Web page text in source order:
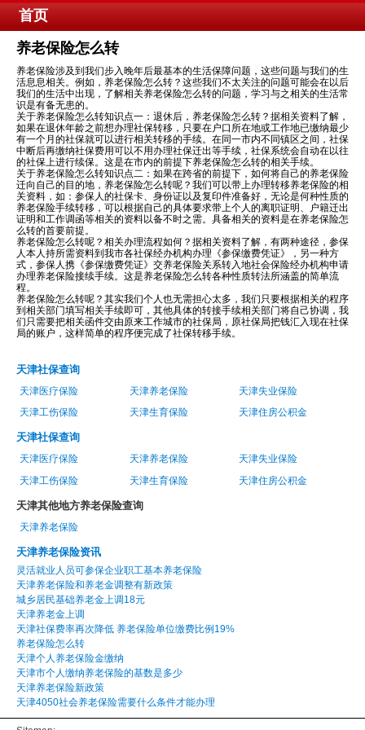
首页
养老保险怎么转
养老保险涉及到我们步入晚年后最基本的生活保障问题，这些问题与我们的生
活息息相关。例如，养老保险怎么转？这些我们不太关注的问题可能会在以后
我们的生活中出现，了解相关养老保险怎么转的问题，学习与之相关的生活常
识是有备无患的。
关于养老保险怎么转知识点一：退休后，养老保险怎么转？据相关资料了解，
如果在退休年龄之前想办理社保转移，只要在户口所在地或工作地已缴纳最少
有一个月的社保就可以进行相关转移的手续。在同一市内不同镇区之间，社保
中断后再缴纳社保费用可以不用办理社保迁出等手续，社保系统会自动在以往
的社保上进行续保。这是在市内的前提下养老保险怎么转的相关手续。
关于养老保险怎么转知识点二：如果在跨省的前提下，如何将自己的养老保险
迁向自己的目的地，养老保险怎么转呢？我们可以带上办理转移养老保险的相
关资料，如：参保人的社保卡、身份证以及复印件准备好，无论是何种性质的
养老保险手续转移，可以根据自己的具体要求带上个人的离职证明、户籍迁出
证明和工作调函等相关的资料以备不时之需。具备相关的资料是在养老保险怎
么转的首要前提。
养老保险怎么转呢？相关办理流程如何？据相关资料了解，有两种途径，参保
人本人持所需资料到我市各社保经办机构办理《参保缴费凭证》，另一种方
式，参保人携《参保缴费凭证》交养老保险关系转入地社会保险经办机构申请
办理养老保险接续手续。这是养老保险怎么转各种性质转法所涵盖的简单流
程。
养老保险怎么转呢？其实我们个人也无需担心太多，我们只要根据相关的程序
到相关部门填写相关手续即可，其他具体的转接手续相关部门将自己协调，我
们只需要把相关函件交由原来工作城市的社保局，原社保局把钱汇入现在社保
局的账户，这样简单的程序便完成了社保转移手续。
天津社保查询
天津医疗保险 天津养老保险
天津失业保险
天津工伤保险
天津生育保险 天津住房公积金
天津社保查询
天津医疗保险 天津养老保险
天津失业保险
天津工伤保险
天津生育保险 天津住房公积金
天津其他地方养老保险查询
天津养老保险
天津养老保险资讯
灵活就业人员可参保企业职工基本养老保险
天津养老保险和养老金调整有新政策
城乡居民基础养老金上调18元
天津养老金上调
天津社保费率再次降低 养老保险单位缴费比例19%
养老保险怎么转
天津个人养老保险金缴纳
天津市个人缴纳养老保险的基数是多少
天津养老保险新政策
天津4050社会养老保险需要什么条件才能办理